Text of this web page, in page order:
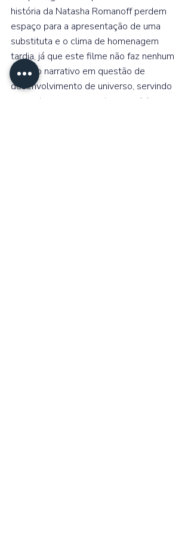
história da Natasha Romanoff perdem
espaço para a apresentação de uma
substituta e o clima de homenagem
tardia, já que este filme não faz nenhum
sentido narrativo em questão de
desenvolvimento de universo, servindo
somente para apresentar um mini